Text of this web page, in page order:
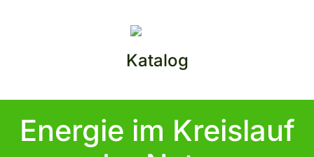
Katalog
Energie im Kreislauf